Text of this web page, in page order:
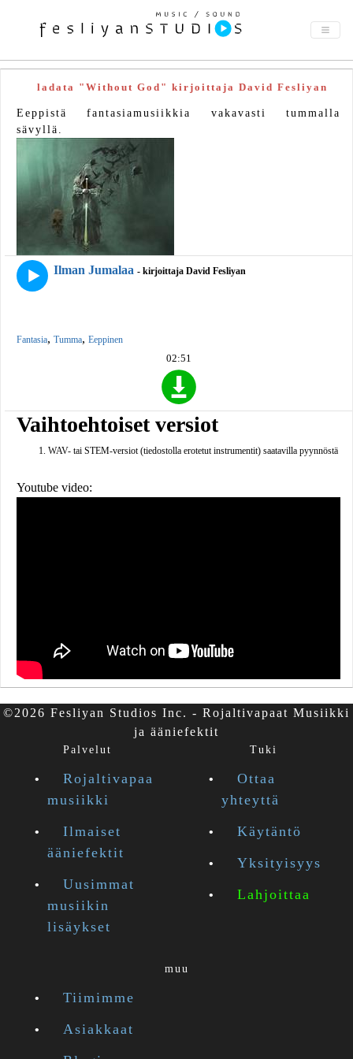
ladata "Without God" kirjoittaja David Fesliyan
Eeppistä fantasiamusiikkia vakavasti tummalla
sävyllä.
Ilman Jumalaa - kirjoittaja David Fesliyan
Fantasia, Tumma, Eeppinen
02:51
Vaihtoehtoiset versiot
WAV- tai STEM-versiot (tiedostolla erotetut instrumentit) saatavilla pyynnöstä
Youtube video:
©2026 Fesliyan Studios Inc. - Rojaltivapaat Musiikki
ja ääniefektit
Palvelut
Rojaltivapaa
musiikki
Ilmaiset
ääniefektit
Uusimmat
musiikin
lisäykset
Tuki
Ottaa
yhteyttä
Käytäntö
Yksityisyys
Lahjoittaa
muu
Tiimimme
Asiakkaat